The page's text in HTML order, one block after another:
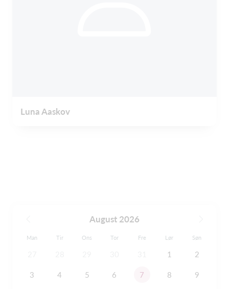
Luna Aaskov
August 2026
Man Tir Ons Tor Fre Lør Søn
1 2
3 4 5 6 7 8 9